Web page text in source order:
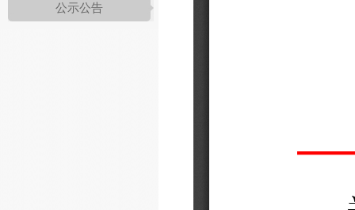
公示公告